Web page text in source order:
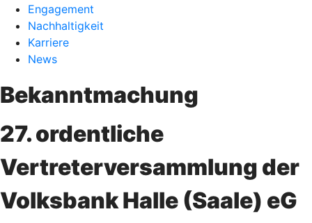
Engagement
Nachhaltigkeit
Karriere
News
Bekanntmachung
27. ordentliche
Vertreterversammlung der
Volksbank Halle (Saale) eG